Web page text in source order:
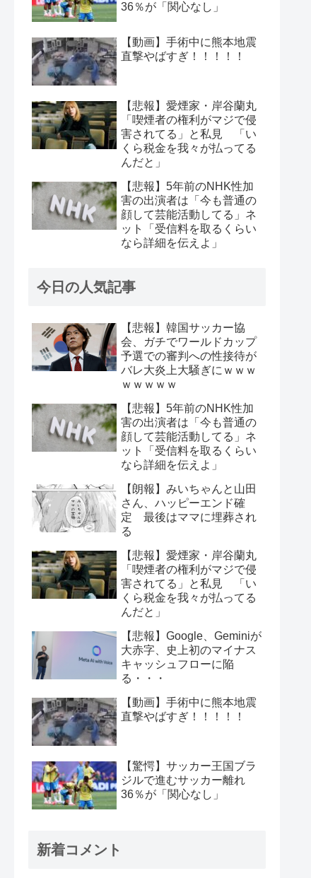
36％が「関心なし」
【動画】手術中に熊本地震
直撃やばすぎ！！！！！
【悲報】愛煙家・岸谷蘭丸
「喫煙者の権利がマジで侵
害されてる」と私見 「い
くら税金を我々が払ってる
んだと」
【悲報】5年前のNHK性加
害の出演者は「今も普通の
顔して芸能活動してる」ネ
ット「受信料を取るくらい
なら詳細を伝えよ」
今日の人気記事
【悲報】韓国サッカー協
会、ガチでワールドカップ
予選での審判への性接待が
バレ大炎上大騒ぎにｗｗｗ
ｗｗｗｗｗ
【悲報】5年前のNHK性加
害の出演者は「今も普通の
顔して芸能活動してる」ネ
ット「受信料を取るくらい
なら詳細を伝えよ」
【朗報】みいちゃんと山田
さん、ハッピーエンド確
定 最後はママに埋葬され
る
【悲報】愛煙家・岸谷蘭丸
「喫煙者の権利がマジで侵
害されてる」と私見 「い
くら税金を我々が払ってる
んだと」
【悲報】Google、Geminiが
大赤字、史上初のマイナス
キャッシュフローに陥
る・・・
【動画】手術中に熊本地震
直撃やばすぎ！！！！！
【驚愕】サッカー王国ブラ
ジルで進むサッカー離れ
36％が「関心なし」
新着コメント